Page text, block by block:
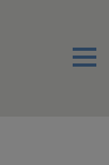
Menu